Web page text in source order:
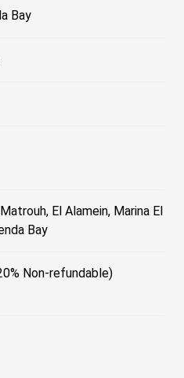
Bay
El Alamein, Marina El
Bay
Non-refundable)